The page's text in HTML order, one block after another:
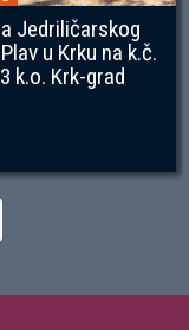
Jedriličarskog
u Krku na k.č.
k.o. Krk-grad